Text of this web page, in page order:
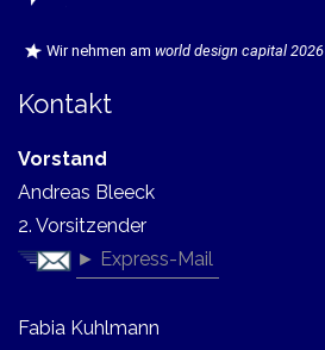
Wir nehmen am world design capital 2026
Kontakt
Vorstand
Andreas Bleeck
2. Vorsitzender
► Express-Mail
Fabia Kuhlmann